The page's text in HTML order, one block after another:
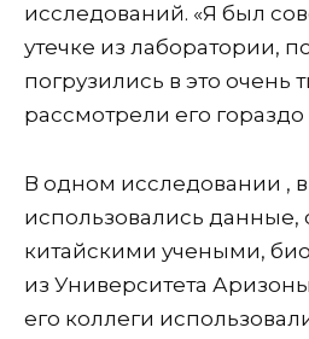
исследований. «Я был
утечке из лаборатории,
погрузились в это очень
рассмотрели его
В одном исследовании ,
использовались данные,
китайскими учеными,
из Университета
его коллеги